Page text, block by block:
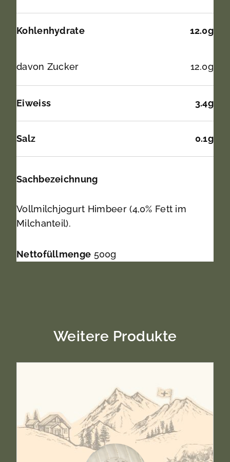
Kohlenhydrate 12.0g
davon Zucker 12.0g
Eiweiss 3.4g
Salz 0.1g
Sachbezeichnung
Vollmilchjogurt Himbeer (4,0% Fett im
Milchanteil).
Nettofüllmenge 500g
Weitere Produkte